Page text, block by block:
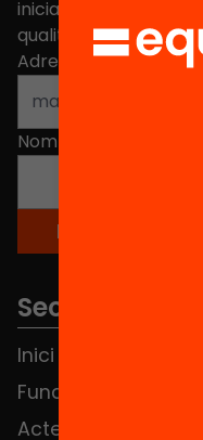
iniciatives, propostes
qualitat de l'educació
Adreça electrònica*
Nom
Seccions
Inici
Fundació
Actes